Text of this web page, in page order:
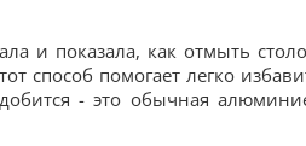
и показала, как отмыть
способ помогает легко
- это обычная